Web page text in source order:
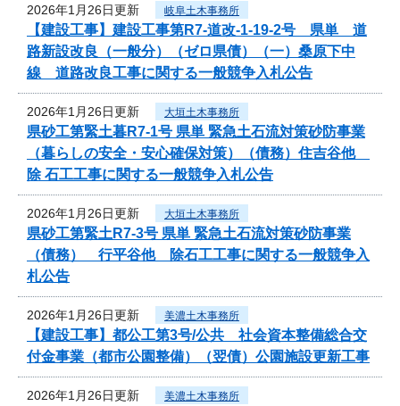
2026年1月26日更新 岐阜土木事務所
【建設工事】建設工事第R7-道改-1-19-2号 県単 道
路新設改良（一般分）（ゼロ県債）（一）桑原下中
線 道路改良工事に関する一般競争入札公告
2026年1月26日更新 大垣土木事務所
県砂工第緊土暮R7-1号 県単 緊急土石流対策砂防事業
（暮らしの安全・安心確保対策）（債務）住吉谷他
除 石工工事に関する一般競争入札公告
2026年1月26日更新 大垣土木事務所
県砂工第緊土R7-3号 県単 緊急土石流対策砂防事業
（債務） 行平谷他 除石工工事に関する一般競争入
札公告
2026年1月26日更新 美濃土木事務所
【建設工事】都公工第3号/公共 社会資本整備総合交
付金事業（都市公園整備）（翌債）公園施設更新工事
2026年1月26日更新 美濃土木事務所